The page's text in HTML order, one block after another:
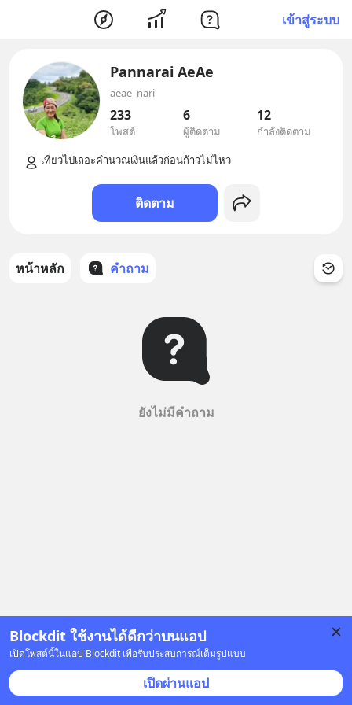
เข้าสู่ระบบ
Blockdit ใช้งานได้ดีกว่าบนแอป
เปิดโพสต์นี้ในแอป Blockdit เพื่อรับประสบการณ์เต็มรูปแบบ
เปิดผ่านแอป
Pannarai AeAe
aeae_nari
233
โพสต์
6
ผู้ติดตาม
12
กำลังติดตาม
ติดตาม
หน้าหลัก คำถาม
ยังไม่มีคำถาม